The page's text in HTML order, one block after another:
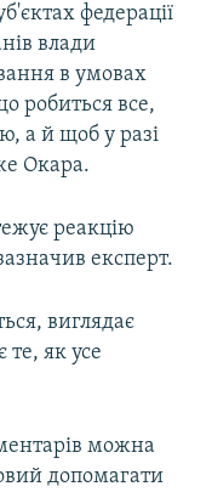
федерації
влади
в умовах
робиться все,
а й щоб у разі
Окара.
реакцію
експерт.
виглядає
те, як усе
можна
допомагати